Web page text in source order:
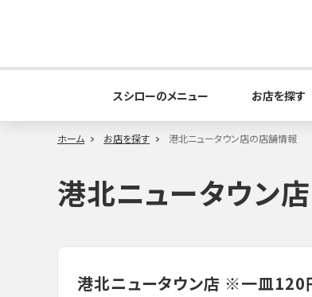
スシローのメニュー お店を探す
ホーム お店を探す 港北ニュータウン店の店舗情報
港北ニュータウン
港北ニュータウン店 ※一皿120